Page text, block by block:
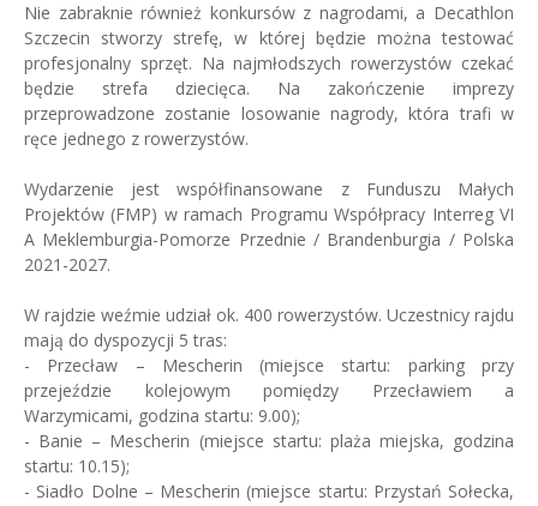
Nie zabraknie również konkursów z nagrodami, a Decathlon
Szczecin stworzy strefę, w której będzie można testować
profesjonalny sprzęt. Na najmłodszych rowerzystów czekać
będzie strefa dziecięca. Na zakończenie imprezy
przeprowadzone zostanie losowanie nagrody, która trafi w
ręce jednego z rowerzystów.
Wydarzenie jest współfinansowane z Funduszu Małych
Projektów (FMP) w ramach Programu Współpracy Interreg VI
A Meklemburgia-Pomorze Przednie / Brandenburgia / Polska
2021-2027.
W rajdzie weźmie udział ok. 400 rowerzystów. Uczestnicy rajdu
mają do dyspozycji 5 tras:
- Przecław – Mescherin (miejsce startu: parking przy
przejeździe kolejowym pomiędzy Przecławiem a
Warzymicami, godzina startu: 9.00);
- Banie – Mescherin (miejsce startu: plaża miejska, godzina
startu: 10.15);
- Siadło Dolne – Mescherin (miejsce startu: Przystań Sołecka,